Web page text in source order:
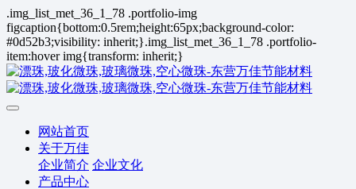
.img_list_met_36_1_78 .portfolio-img
figcaption{bottom:0.5rem;height:65px;background-color:
#0d52b3;visibility: inherit;}.img_list_met_36_1_78 .portfolio-
item:hover img{transform: inherit;}
网站首页
关于万佳
企业简介 企业文化
产品中心